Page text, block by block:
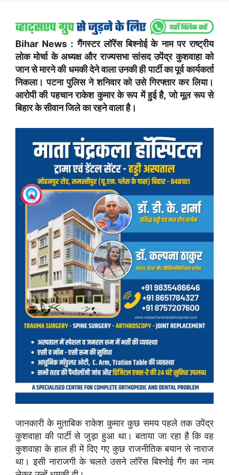
Bihar News : गैंगस्टर लॉरेंस बिश्नोई के नाम पर राष्ट्रीय
लोक मोर्चा के अध्यक्ष और राज्यसभा सांसद उपेंद्र कुशवाहा को
जान से मारने की धमकी देने वाला उनकी ही पार्टी का पूर्व कार्यकर्ता
निकला। पटना पुलिस ने शनिवार को उसे गिरफ्तार कर लिया।
आरोपी की पहचान राकेश कुमार के रूप में हुई है, जो मूल रूप से
बिहार के सीवान जिले का रहने वाला है।
जानकारी के मुताबिक राकेश कुमार कुछ समय पहले तक उपेंद्र
कुशवाहा की पार्टी से जुड़ा हुआ था। बताया जा रहा है कि वह
कुशवाहा के हाल ही में दिए गए कुछ राजनीतिक बयान से नाराज
था। इसी नाराजगी के चलते उसने लॉरेंस बिश्नोई गैंग का नाम